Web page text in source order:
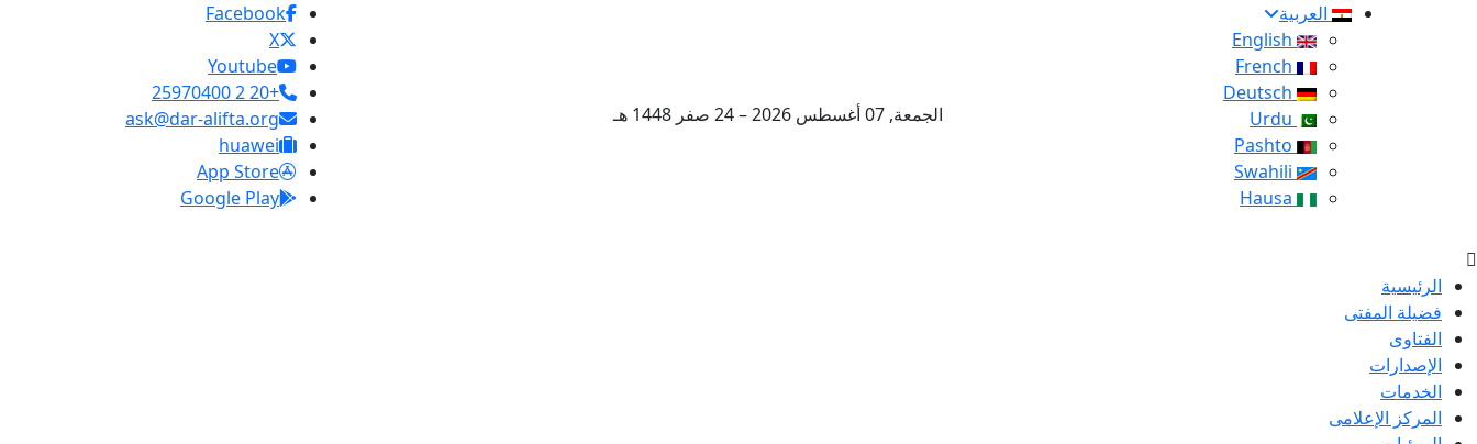
العربية
الجمعة, 07 أغسطس 2026 – 24 صفر 1448 هـ
Facebook
X
Youtube
+20 2 25970400
ask@dar-alifta.org
huawei
App Store
Google Play
الرئيسية
فضيلة المفتى
الفتاوى
الإصدارات
الخدمات
المركز الإعلامى